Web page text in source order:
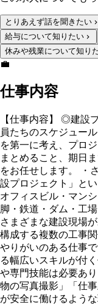
とりあえず話を聞きたい
給与について知りたい
休みや残業について知り
💼
仕事内容
【仕事内容】 ◎建設
員たちのスケジュー
を第一に考え、プロ
まとめること、期日
をお任せします。 ・
設プロジェクト」と
オフィスビル・マン
脚・鉄道・ダム・工
さまざまな建設現場
構成する複数の工事
やりがいのある仕事
る幅広いスキルが付
や専門技能は必要あ
物の写真撮影」「仕
が安全に働けるよう